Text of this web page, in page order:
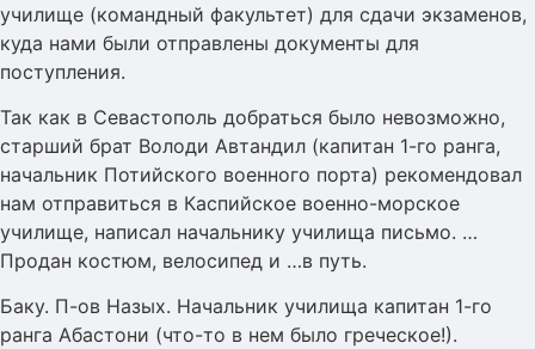
училище (командный факультет) для сдачи экзаменов,
куда нами были отправлены документы для
поступления.
Так как в Севастополь добраться было невозможно,
старший брат Володи Автандил (капитан 1-го ранга,
начальник Потийского военного порта) рекомендовал
нам отправиться в Каспийское военно-морское
училище, написал начальнику училища письмо. …
Продан костюм, велосипед и …в путь.
Баку. П-ов Назых. Начальник училища капитан 1-го
ранга Абастони (что-то в нем было греческое!).